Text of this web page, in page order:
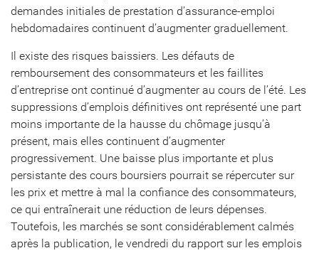
demandes initiales de prestation d’assurance-emploi
hebdomadaires continuent d’augmenter graduellement.
Il existe des risques baissiers. Les défauts de
remboursement des consommateurs et les faillites
d’entreprise ont continué d’augmenter au cours de l’été. Les
suppressions d’emplois définitives ont représenté une part
moins importante de la hausse du chômage jusqu’à
présent, mais elles continuent d’augmenter
progressivement. Une baisse plus importante et plus
persistante des cours boursiers pourrait se répercuter sur
les prix et mettre à mal la confiance des consommateurs,
ce qui entraînerait une réduction de leurs dépenses.
Toutefois, les marchés se sont considérablement calmés
après la publication, le vendredi du rapport sur les emplois